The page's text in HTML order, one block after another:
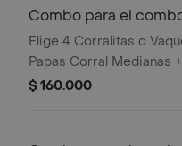
Combo para el
Elige 4 Corralitas o
Papas Corral Medianas
carne, guacamole, queso
$ 160.000